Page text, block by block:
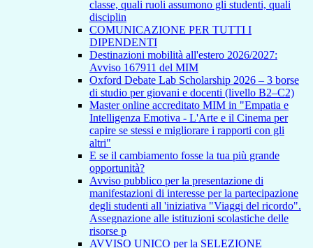
classe, quali ruoli assumono gli studenti, quali
disciplin
COMUNICAZIONE PER TUTTI I
DIPENDENTI
Destinazioni mobilità all'estero 2026/2027:
Avviso 167911 del MIM
Oxford Debate Lab Scholarship 2026 – 3 borse
di studio per giovani e docenti (livello B2–C2)
Master online accreditato MIM in "Empatia e
Intelligenza Emotiva - L'Arte e il Cinema per
capire se stessi e migliorare i rapporti con gli
altri"
E se il cambiamento fosse la tua più grande
opportunità?
Avviso pubblico per la presentazione di
manifestazioni di interesse per la partecipazione
degli studenti all 'iniziativa "Viaggi del ricordo".
Assegnazione alle istituzioni scolastiche delle
risorse p
AVVISO UNICO per la SELEZIONE